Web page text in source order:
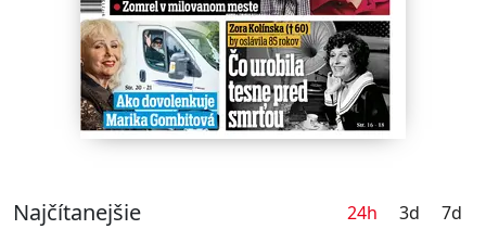
Najčítanejšie 24h 3d
7d